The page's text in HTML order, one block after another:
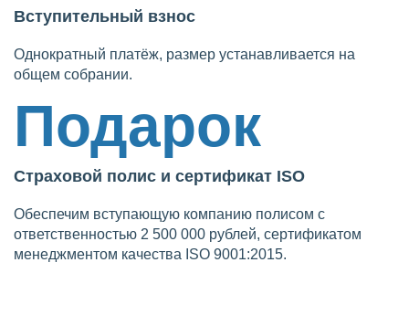
Вступительный взнос
Однократный платёж, размер устанавливается на
общем собрании.
Подарок
Страховой полис и сертификат ISO
Обеспечим вступающую компанию полисом с
ответственностью 2 500 000 рублей, сертификатом
менеджментом качества ISO 9001:2015.